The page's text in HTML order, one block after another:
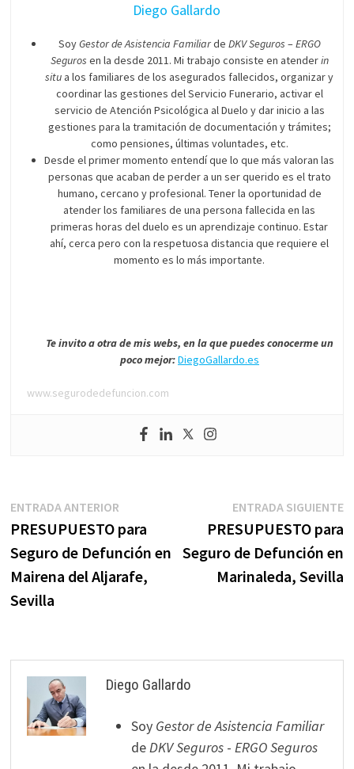
Diego Gallardo
SoyGestor de Asistencia Familiarde DKV Seguros –ERGO
Seguros en la desde 2011. Mi trabajo consiste en atenderin
situ a los familiares de los asegurados fallecidos, organizar y
coordinar las gestiones del Servicio Funerario, activar el
servicio de Atención Psicológica al Duelo y dar inicio a las
gestiones para la tramitación de documentación y trámites;
como pensiones, últimas voluntades, etc.
Desde el primer momento entendí que lo que más valoran las
personas que acaban de perder a un ser querido es el trato
humano, cercano y profesional. Tener la oportunidad de
atender los familiares de una persona fallecida en las
primeras horas del duelo es un aprendizaje continuo. Estar
ahí, cerca pero con la respetuosa distancia que requiere el
momento es lo más importante.
Te invito a otra de mis webs, en la que puedes conocerme un
poco mejor:DiegoGallardo.es
www.segurodedefuncion.com
Navegación
de
entradas
ENTRADA ANTERIOREntrada
anterior:
PRESUPUESTO para
Seguro de Defunción en
Mairena del Aljarafe,
Sevilla
ENTRADA SIGUIENTE
PRESUPUESTO para
Seguro de Defunción en
Marinaleda, Sevilla
Diego Gallardo
Soy Gestor de Asistencia Familiar
deDKV Seguros- ERGO Seguros